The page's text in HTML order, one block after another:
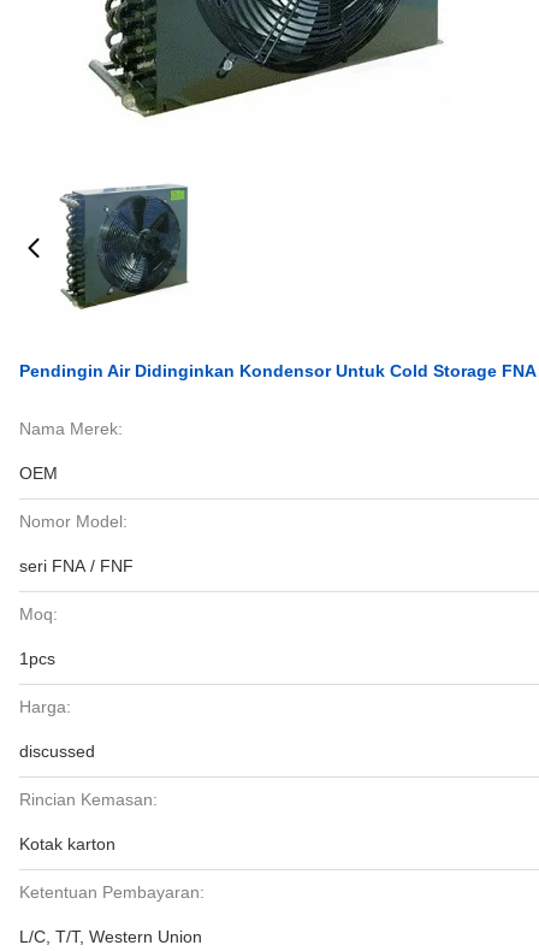
Pendingin Air Didinginkan Kondensor Untuk Cold Storage FNA
Nama Merek:
OEM
Nomor Model:
seri FNA / FNF
Moq:
1pcs
Harga:
discussed
Rincian Kemasan:
Kotak karton
Ketentuan Pembayaran:
L/C, T/T, Western Union